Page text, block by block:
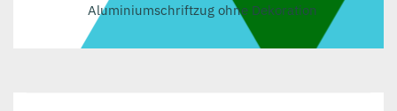
Aluminiumschriftzug ohne Dekoration